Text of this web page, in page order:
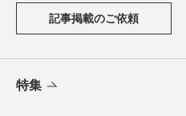
記事掲載のご依頼
特集